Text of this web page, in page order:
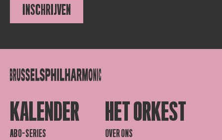
INSCHRIJVEN
KALENDER
ABO-SERIES
HET ORKEST
OVER ONS